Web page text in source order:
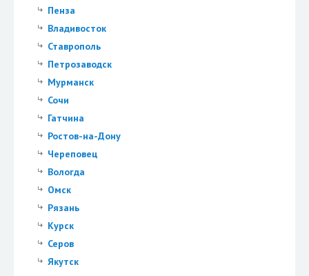
Пенза
Владивосток
Ставрополь
Петрозаводск
Мурманск
Сочи
Гатчина
Ростов-на-Дону
Череповец
Вологда
Омск
Рязань
Курск
Серов
Якутск